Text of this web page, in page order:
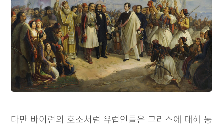
다만 바이런의 호소처럼 유럽인들은 그리스에 대해 동